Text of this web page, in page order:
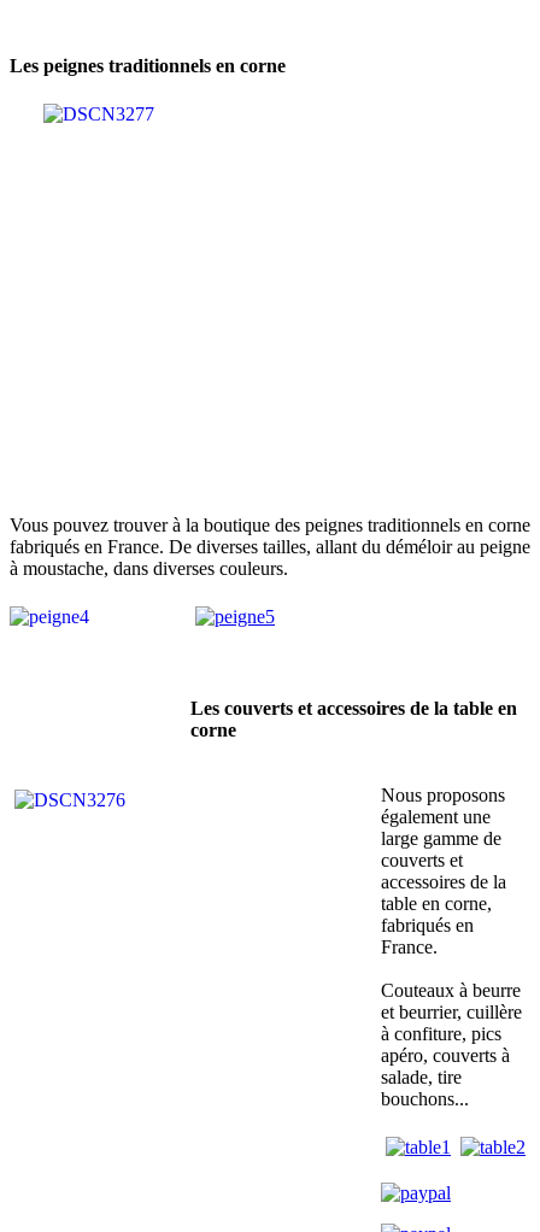
Les peignes traditionnels en corne
Vous pouvez trouver à la boutique des peignes traditionnels en corne
fabriqués en France. De diverses tailles, allant du déméloir au peigne
à moustache, dans diverses couleurs.
Les couverts et accessoires de la table en
corne
Nous proposons
également une
large gamme de
couverts et
accessoires de la
table en corne,
fabriqués en
France.
Couteaux à beurre
et beurrier, cuillère
à confiture, pics
apéro, couverts à
salade, tire
bouchons...